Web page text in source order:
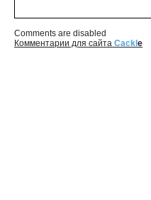
Comments are disabled
Комментарии для сайта Cackl e